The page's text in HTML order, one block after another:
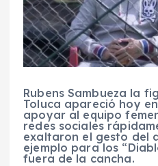
Rubens Sambueza la
Toluca apareció hoy
apoyar al equipo
redes sociales
exaltaron el gesto del
ejemplo para los
fuera de la cancha.